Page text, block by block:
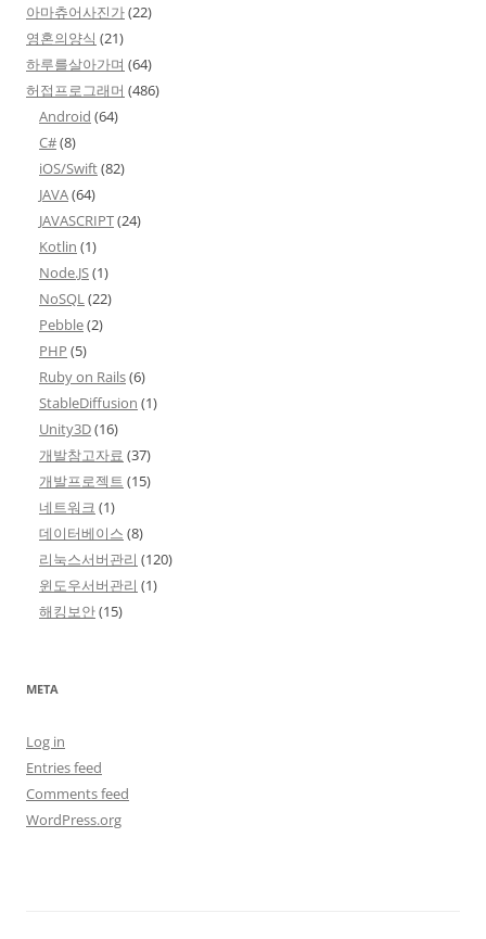
아마츄어사진가(22)
영혼의양식 (21)
하루를살아가며 (64)
허접프로그래머 (486)
Android (64)
C#(8)
iOS/Swift(82)
JAVA(64)
JAVASCRIPT(24)
Kotlin (1)
Node.JS(1)
NoSQL(22)
Pebble(2)
PHP (5)
Ruby on Rails(6)
StableDiffusion (1)
Unity3D(16)
개발참고자료 (37)
개발프로젝트 (15)
네트워크 (1)
데이터베이스 (8)
리눅스서버관리 (120)
윈도우서버관리 (1)
해킹보안(15)
META
Log in
Entries feed
Comments feed
WordPress.org